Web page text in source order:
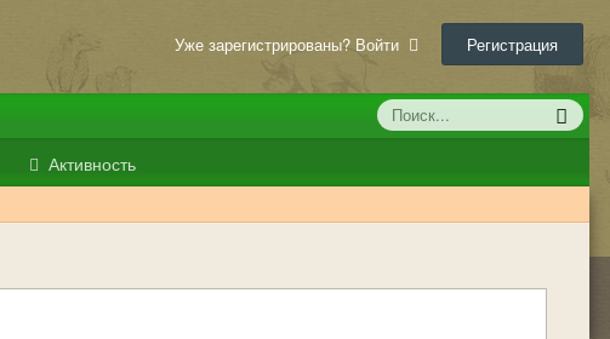
Уже зарегистрированы? Войти Регистрация
Активность